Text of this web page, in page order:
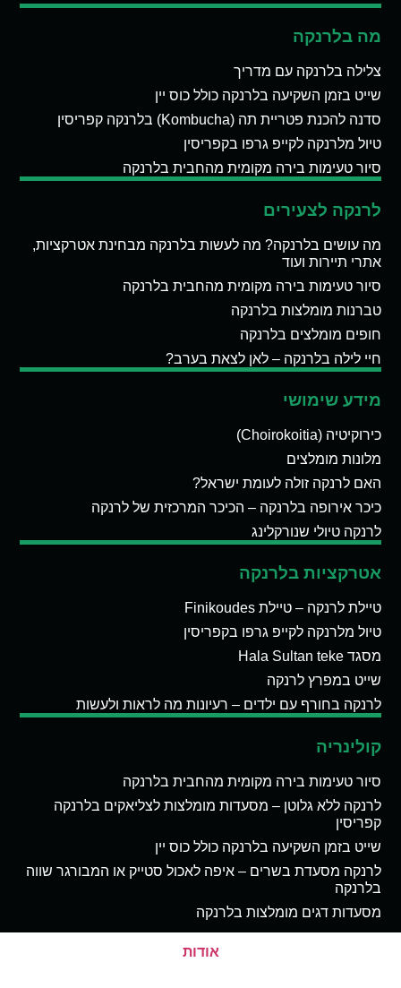
מה בלרנקה
צלילה בלרנקה עם מדריך
שייט בזמן השקיעה בלרנקה כולל כוס יין
סדנה להכנת פטריית תה (Kombucha) בלרנקה קפריסין
טיול מלרנקה לקייפ גרפו בקפריסין
סיור טעימות בירה מקומית מהחבית בלרנקה
לרנקה לצעירים
מה עושים בלרנקה? מה לעשות בלרנקה מבחינת אטרקציות,
אתרי תיירות ועוד
סיור טעימות בירה מקומית מהחבית בלרנקה
טברנות מומלצות בלרנקה
חופים מומלצים בלרנקה
חיי לילה בלרנקה – לאן לצאת בערב?
מידע שימושי
כירוקיטיה (Choirokoitia)
מלונות מומלצים
האם לרנקה זולה לעומת ישראל?
כיכר אירופה בלרנקה – הכיכר המרכזית של לרנקה
לרנקה טיולי שנורקלינג
אטרקציות בלרנקה
טיילת לרנקה – טיילת Finikoudes
טיול מלרנקה לקייפ גרפו בקפריסין
מסגד Hala Sultan teke
שייט במפרץ לרנקה
לרנקה בחורף עם ילדים – רעיונות מה לראות ולעשות
קולינריה
סיור טעימות בירה מקומית מהחבית בלרנקה
לרנקה ללא גלוטן – מסעדות מומלצות לצליאקים בלרנקה
קפריסין
שייט בזמן השקיעה בלרנקה כולל כוס יין
לרנקה מסעדת בשרים – איפה לאכול סטייק או המבורגר שווה
בלרנקה
מסעדות דגים מומלצות בלרנקה
אודות